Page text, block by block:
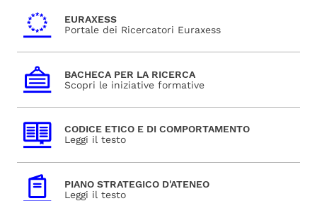
EURAXESS
Portale dei Ricercatori Euraxess
BACHECA PER LA RICERCA
Scopri le iniziative formative
CODICE ETICO E DI COMPORTAMENTO
Leggi il testo
PIANO STRATEGICO D'ATENEO
Leggi il testo